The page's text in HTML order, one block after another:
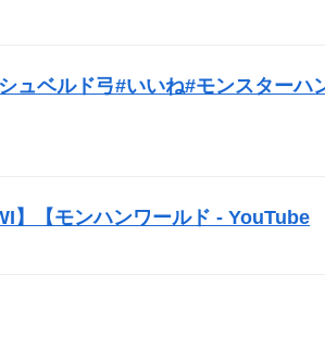
ュベルド弓#いいね#モンスターハ
】【モンハンワールド - YouTube